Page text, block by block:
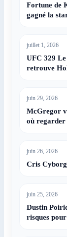
Fortune de
gagné la
juillet 1, 2026
UFC 329
retrouve
juin 29, 2026
McGregor
où regarder
juin 26, 2026
Cris
juin 25, 2026
Dustin
risques